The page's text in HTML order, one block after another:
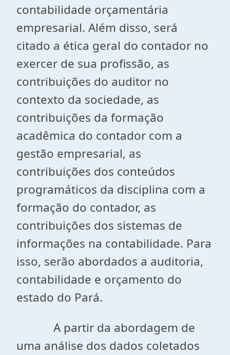
contabilidade orçamentária
empresarial. Além disso, será
citado a ética geral do contador no
exercer de sua profissão, as
contribuições do auditor no
contexto da sociedade, as
contribuições da formação
acadêmica do contador com a
gestão empresarial, as
contribuições dos conteúdos
programáticos da disciplina com a
formação do contador, as
contribuições dos sistemas de
informações na contabilidade. Para
isso, serão abordados a auditoria,
contabilidade e orçamento do
estado do Pará.
A partir da abordagem de
uma análise dos dados coletados